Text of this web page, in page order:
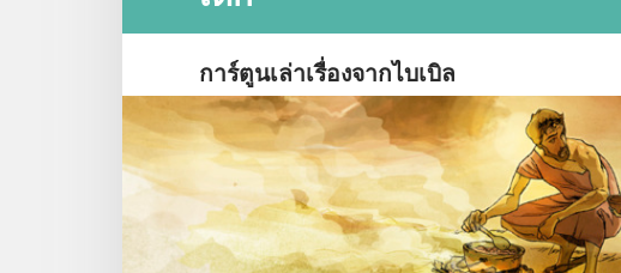
การ์ตูนเล่าเรื่องจากไบเบิล